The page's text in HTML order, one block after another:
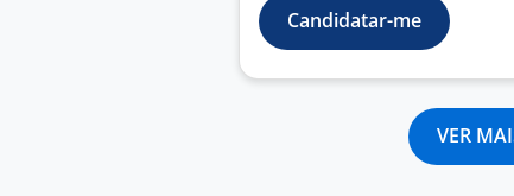
Candidatar-me
VER